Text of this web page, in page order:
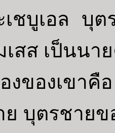
เชบูเอล บุ
เสส เป็นนา
งของเขาคื
ย บุตรชายข